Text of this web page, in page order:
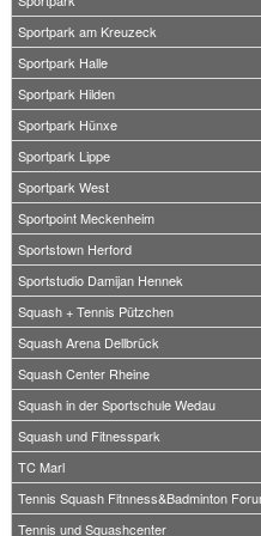
Sportpark am Kreuzeck
Sportpark Halle
Sportpark Hilden
Sportpark Hünxe
Sportpark Lippe
Sportpark West
Sportpoint Meckenheim
Sportstown Herford
Sportstudio Damijan Hennek
Squash + Tennis Pützchen
Squash Arena Dellbrück
Squash Center Rheine
Squash in der Sportschule Wedau
Squash und Fitnesspark
TC Marl
Tennis Squash Fitnness&Badminton
Tennis und Squashcenter